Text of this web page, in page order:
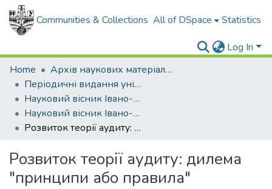
Communities & Collections All of DSpace Statistics
Log In
Home
Архів наукових матеріалів
Періодичні видання університету
Науковий вісник Івано-Франківського національного технічного університету нафти і газу. Серія: Економіка та управління в нафтовій і газовій промисловості
Науковий вісник Івано-Франківського національного технічного університету нафти і газу. Серія Економіка та управління в нафтовій і газовій промисловості - 2015 - № 2.
Розвиток теорії аудиту: дилема "принципи або правила"
Розвиток теорії аудиту: дилема
"принципи або правила"